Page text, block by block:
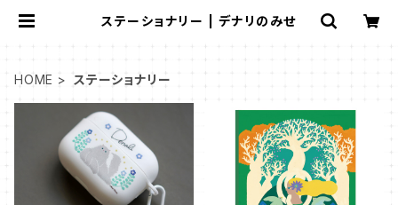
ステーショナリー | デナリのみせ
HOME ステーショナリー